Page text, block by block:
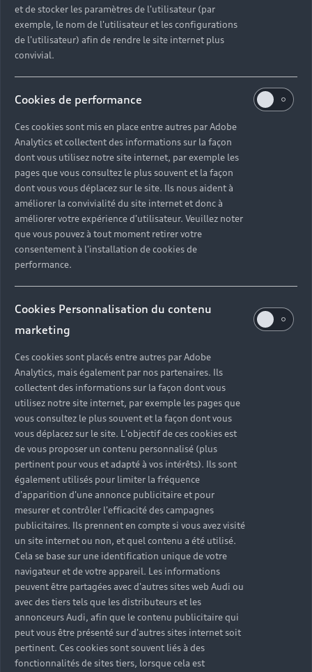
et de stocker les paramètres de l'utilisateur (par
exemple, le nom de l'utilisateur et les configurations
de l'utilisateur) afin de rendre le site internet plus
convivial.
Cookies de performance
Ces cookies sont mis en place entre autres par Adobe
Analytics et collectent des informations sur la façon
dont vous utilisez notre site internet, par exemple les
pages que vous consultez le plus souvent et la façon
dont vous vous déplacez sur le site. Ils nous aident à
améliorer la convivialité du site internet et donc à
améliorer votre expérience d'utilisateur. Veuillez noter
que vous pouvez à tout moment retirer votre
consentement à l'installation de cookies de
performance.
Cookies Personnalisation du contenu
marketing
Ces cookies sont placés entre autres par Adobe
Analytics, mais également par nos partenaires. Ils
collectent des informations sur la façon dont vous
utilisez notre site internet, par exemple les pages que
vous consultez le plus souvent et la façon dont vous
vous déplacez sur le site. L'objectif de ces cookies est
de vous proposer un contenu personnalisé (plus
pertinent pour vous et adapté à vos intérêts). Ils sont
également utilisés pour limiter la fréquence
d'apparition d'une annonce publicitaire et pour
mesurer et contrôler l'efficacité des campagnes
publicitaires. Ils prennent en compte si vous avez visité
un site internet ou non, et quel contenu a été utilisé.
Cela se base sur une identification unique de votre
navigateur et de votre appareil. Les informations
peuvent être partagées avec d'autres sites web Audi ou
avec des tiers tels que les distributeurs et les
annonceurs Audi, afin que le contenu publicitaire qui
peut vous être présenté sur d'autres sites internet soit
pertinent. Ces cookies sont souvent liés à des
fonctionnalités de sites tiers, lorsque cela est